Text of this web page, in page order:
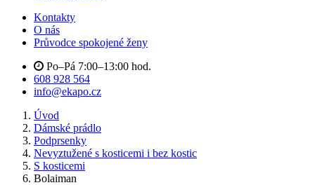
Kontakty
O nás
Průvodce spokojené ženy
Po–Pá 7:00–13:00 hod.
608 928 564
info@ekapo.cz
Úvod
Dámské prádlo
Podprsenky
Nevyztužené s kosticemi i bez kostic
S kosticemi
Bolaiman